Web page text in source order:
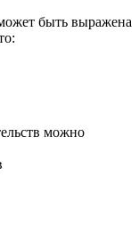
быть выражена
можно